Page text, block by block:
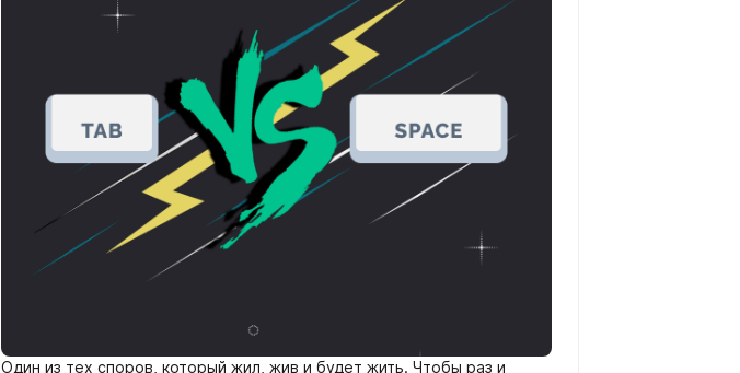
Один из тех споров, который жил, жив и будет жить. Чтобы раз и